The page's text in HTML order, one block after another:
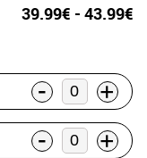
39.99€ - 43.99€
- +
- +